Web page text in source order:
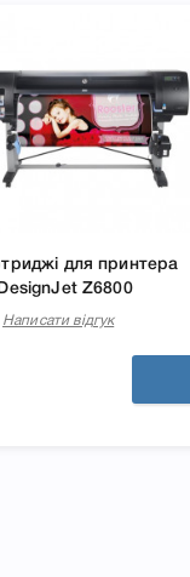
для принтера
Z6800
Написати відгук